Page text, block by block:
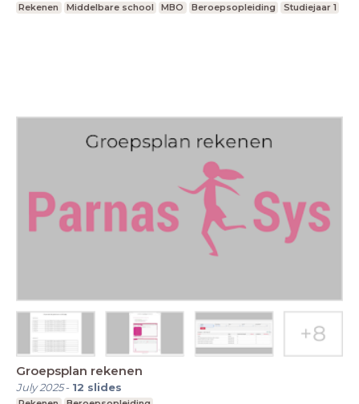
Rekenen Middelbare school MBO Beroepsopleiding Studiejaar 1
Groepsplan rekenen
July 2025- 12 slides